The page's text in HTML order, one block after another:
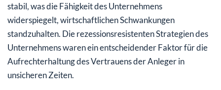
stabil, was die Fähigkeit des Unternehmens
widerspiegelt, wirtschaftlichen Schwankungen
standzuhalten. Die rezessionsresistenten Strategien des
Unternehmens waren ein entscheidender Faktor für die
Aufrechterhaltung des Vertrauens der Anleger in
unsicheren Zeiten.